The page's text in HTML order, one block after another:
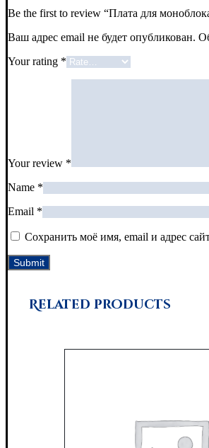
Be the first to review “Плата для
Ваш адрес email не будет опубликован.
Your rating *
Your review *
Name *
Email *
Сохранить моё имя, email и адрес
Related products